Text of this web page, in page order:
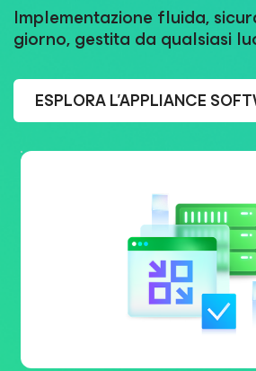
Implementazione fluida,
giorno, gestita da qualsiasi
ESPLORA L'APPLIANCE